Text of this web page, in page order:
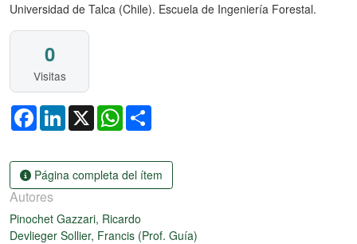
Universidad de Talca (Chile). Escuela de Ingeniería Forestal.
0
Visitas
FacebookLinkedIn
X WhatsApp
Página completa del ítem
Autores
Pinochet Gazzari, Ricardo
Devlieger Sollier, Francis (Prof. Guía)